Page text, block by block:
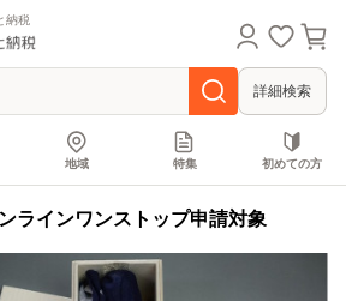
納税
詳細検索
地域 特集 初めての方
ラインワンストップ申請対象